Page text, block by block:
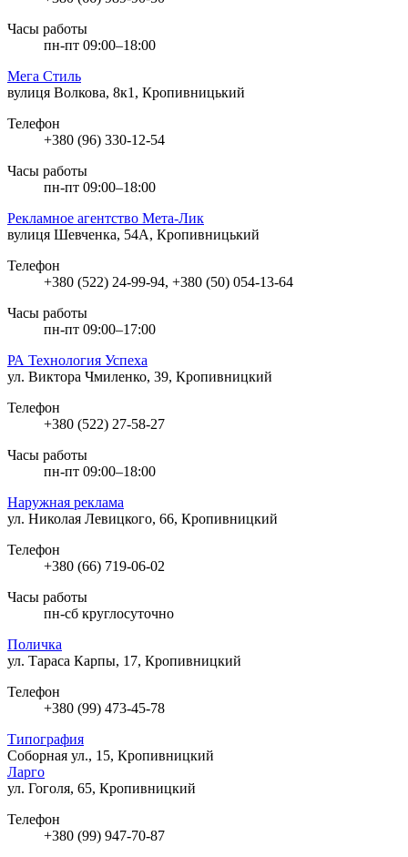
Часы работы
пн-пт 09:00–18:00
Мега Стиль
вулиця Волкова, 8к1, Кропивницький
Телефон
+380 (96) 330-12-54
Часы работы
пн-пт 09:00–18:00
Рекламное агентство Мета-Лик
вулиця Шевченка, 54А, Кропивницький
Телефон
+380 (522) 24-99-94, +380 (50) 054-13-64
Часы работы
пн-пт 09:00–17:00
РА Технология Успеха
ул. Виктора Чмиленко, 39, Кропивницкий
Телефон
+380 (522) 27-58-27
Часы работы
пн-пт 09:00–18:00
Наружная реклама
ул. Николая Левицкого, 66, Кропивницкий
Телефон
+380 (66) 719-06-02
Часы работы
пн-сб круглосуточно
Поличка
ул. Тараса Карпы, 17, Кропивницкий
Телефон
+380 (99) 473-45-78
Типография
Соборная ул., 15, Кропивницкий
Ларго
ул. Гоголя, 65, Кропивницкий
Телефон
+380 (99) 947-70-87